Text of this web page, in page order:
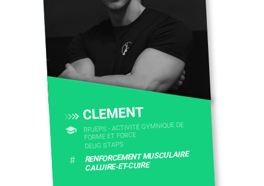
CLEMENT
BPJEPS - ACTIVITÉ GYMNIQUE DE
FORME ET FORCE
DEUG STAPS
# RENFORCEMENT MUSCULAIRE
CALUIRE-ET-CUIRE